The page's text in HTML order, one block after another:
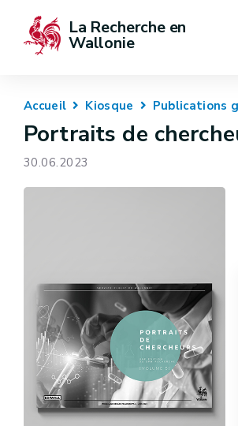
La Recherche en
Wallonie
Accueil Kiosque Publications
Portraits de
30.06.2023